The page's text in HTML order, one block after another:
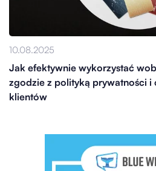
10.08.2025
Jak efektywnie wykorzystać
zgodzie z polityką prywatności i
klientów